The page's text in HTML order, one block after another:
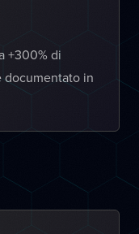
+300% di
documentato in